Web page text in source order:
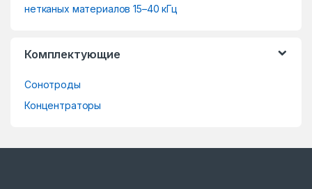
u
нетканых материалов 15–40 кГц
Комплектующие
Сонотроды
Концентраторы